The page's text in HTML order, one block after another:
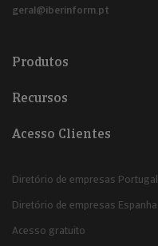
geral@iberinform.pt
Produtos
Recursos
Acesso Clientes
Diretório de empresas Portugal
Diretório de empresas Espanha
Acesso gratuito